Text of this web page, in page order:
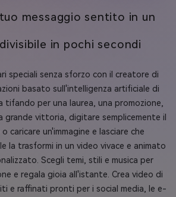
messaggio sentito in un
in pochi secondi
speciali senza sforzo con il creatore di
basato sull'intelligenza artificiale di
tifando per una laurea, una promozione,
grande vittoria, digitare semplicemente il
caricare un'immagine e lasciare che
la trasformi in un video vivace e animato
Scegli temi, stili e musica per
e regala gioia all'istante. Crea video di
e raffinati pronti per i social media, le e-